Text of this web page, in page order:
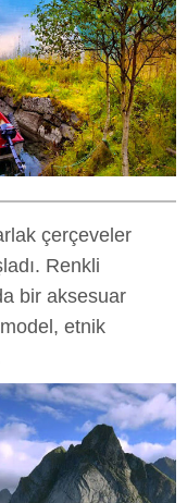
çerçeveler
Renkli
bir aksesuar
etnik